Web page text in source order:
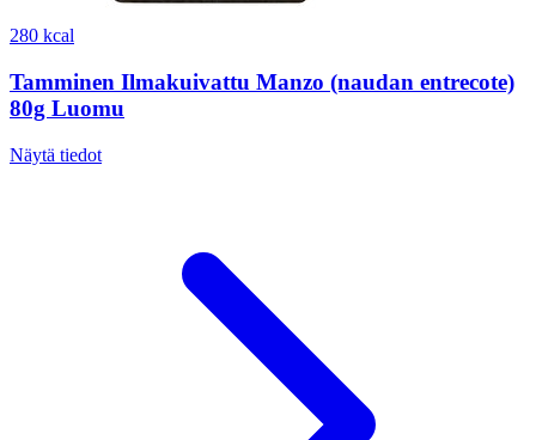
280 kcal
Tamminen Ilmakuivattu Manzo (naudan entrecote)
80g Luomu
Näytä tiedot